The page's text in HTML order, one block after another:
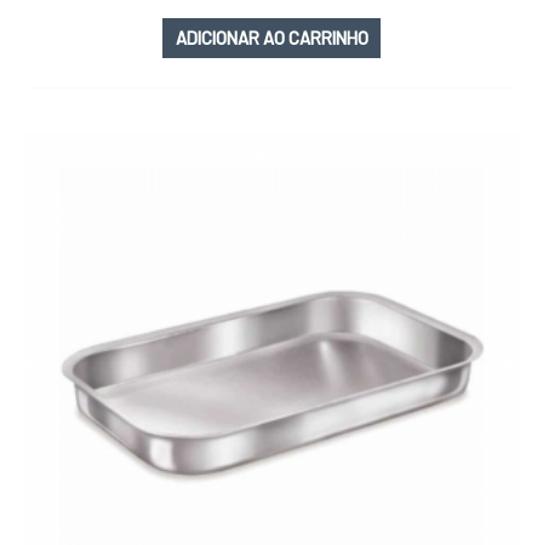
ADICIONAR AO CARRINHO